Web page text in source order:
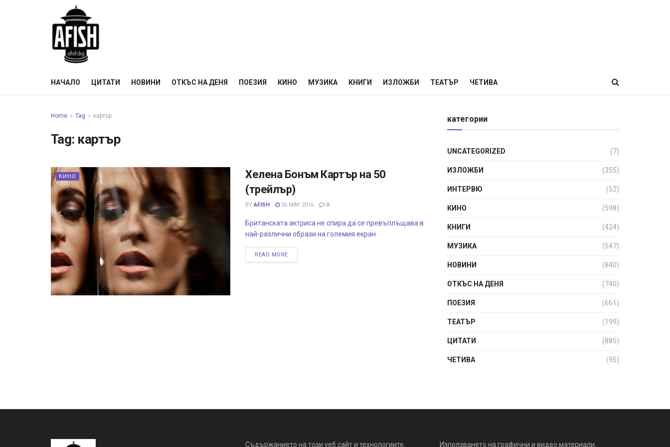
НАЧАЛО ЦИТАТИ НОВИНИ ОТКЪС НА ДЕНЯ ПОЕЗИЯ КИНО МУЗИКА КНИГИ ИЗЛОЖБИ ТЕАТЪР ЧЕТИВА
Home Tag картър
Tag: картър
КИНО
Хелена Бонъм Картър на 50
(трейлър)
BY AFISH 26 MAY 2016 0
Британската актриса не спира да се превъплъщава в
най-различни образи на големия екран
READ MORE
категории
UNCATEGORIZED (7)
ИЗЛОЖБИ (355)
ИНТЕРВЮ (52)
КИНО (598)
КНИГИ (424)
МУЗИКА (547)
НОВИНИ (840)
ОТКЪС НА ДЕНЯ (740)
ПОЕЗИЯ (661)
ТЕАТЪР (199)
ЦИТАТИ (885)
ЧЕТИВА (95)
Съдържанието на този уеб сайт и технологиите, Използването на графични и видео материали,